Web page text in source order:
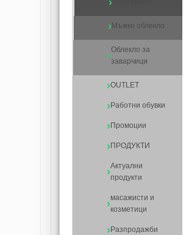
Мъжко облекло
Облекло за
заварчици
OUTLET
Работни обувки
Промоции
ПРОДУКТИ
Актуални
продукти
масажисти и
козметици
Разпродажби